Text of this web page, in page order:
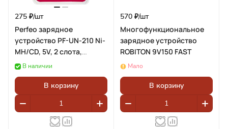
275 ₽/шт
Perfeo зарядное
устройство PF-UN-210 Ni-
MH/CD, 5V, 2 слота,
AA/AAA
В наличии
В корзину
570 ₽/шт
Многофункциональное
зарядное устройство
ROBITON 9V150 FAST
Мало
В корзину